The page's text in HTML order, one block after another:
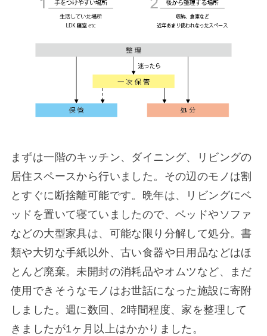
まずは一階のキッチン、ダイニング、リビングの
居住スペースから行いました。その辺のモノは割
とすぐに断捨離可能です。晩年は、リビングにベ
ッドを置いて寝ていましたので、ベッドやソファ
などの大型家具は、可能な限り分解して処分。書
類や大切な手紙以外、古い食器や日用品などはほ
とんど廃棄。未開封の消耗品やオムツなど、まだ
使用できそうなモノはお世話になった施設に寄附
しました。週に数回、2時間程度、家を整理して
きましたが1ヶ月以上はかかりました。